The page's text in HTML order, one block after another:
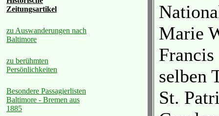
Zeitungsartikel
zu Auswanderungen nach
Baltimore
zu berühmten
Persönlichkeiten
Besondere Passagierlisten
Baltimore - Bremen aus
1885
Marie
selben
St.